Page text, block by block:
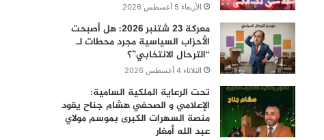
الأربعاء 5 أغسطس 2026
معركة 23 شتنبر 2026: هل أصبحت
الأحزاب السياسية مجرد محطات لـ
“الترحال الانتخابي”؟
الثلاثاء 4 أغسطس 2026
تحت الرعاية الملكية السامية:
الإعلامي و الصحفي هشام جناح يقود
منصة السهرات الكبرى بموسم مولاي
عبد الله أمغار